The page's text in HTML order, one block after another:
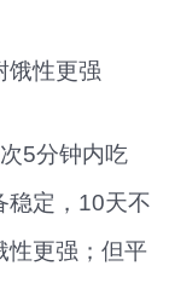
性更强
5分钟内吃
稳定，10天不
性更强；但平